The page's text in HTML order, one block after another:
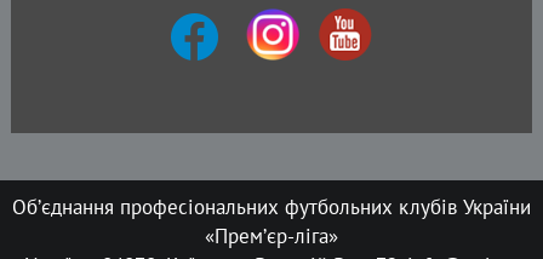
Об’єднання професіональних футбольних клубів України
«Прем’єр-ліга»